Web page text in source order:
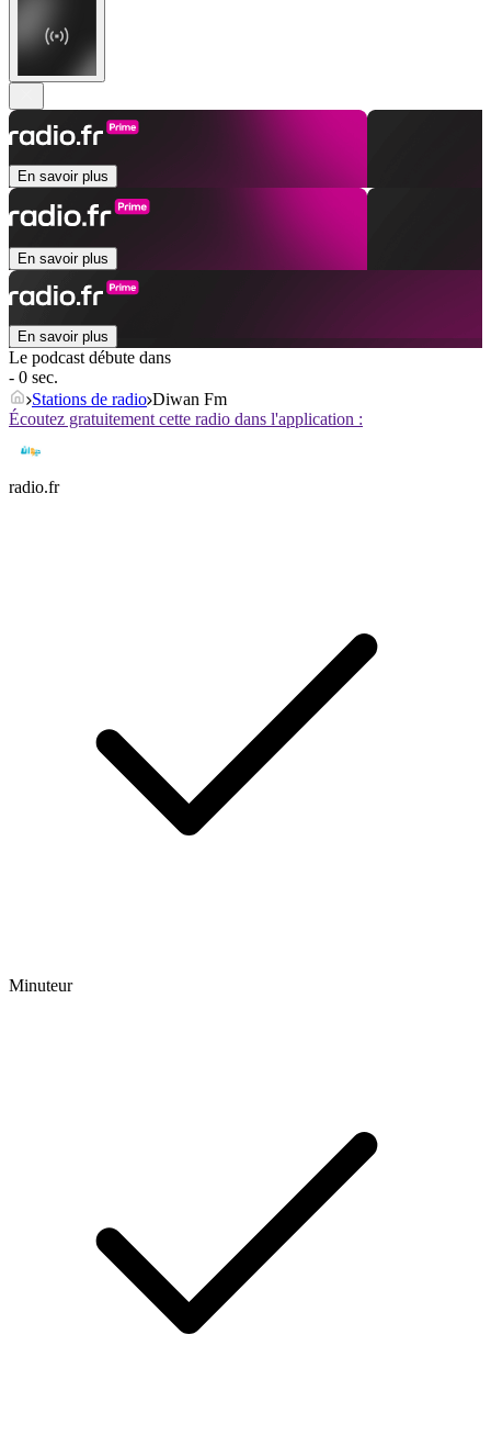
En savoir plus
En savoir plus
En savoir plus
Le podcast débute dans
- 0 sec.
Stations de radio Diwan Fm
Écoutez gratuitement cette radio dans l'application :
radio.fr
Minuteur